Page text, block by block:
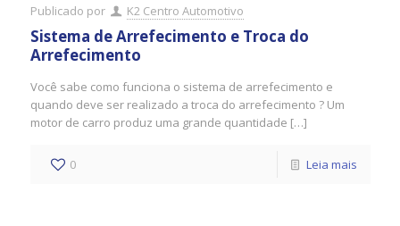
Publicado por K2 Centro Automotivo
Sistema de Arrefecimento e Troca do
Arrefecimento
Você sabe como funciona o sistema de arrefecimento e
quando deve ser realizado a troca do arrefecimento ? Um
motor de carro produz uma grande quantidade […]
0 Leia mais